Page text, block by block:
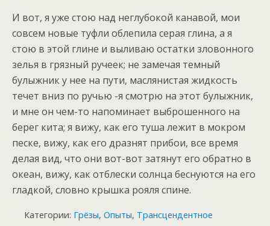
И вот, я уже стою над неглубокой канавой, мои
совсем новые туфли облепила серая глина, а я
стою в этой глине и выливаю остатки зловонного
зелья в грязный ручеек; не замечая темный
булыжник у нее на пути, маслянистая жидкость
течет вниз по ручью -я смотрю на этот булыжник,
и мне он чем-то напоминает выброшенного на
берег кита; я вижу, как его туша лежит в мокром
песке, вижу, как его дразнят прибои, все время
делая вид, что они вот-вот затянут его обратно в
океан, вижу, как отблески солнца беснуются на его
гладкой, словно крышка рояля спине.
Категории: Грёзы, Опыты, Трансцендентное